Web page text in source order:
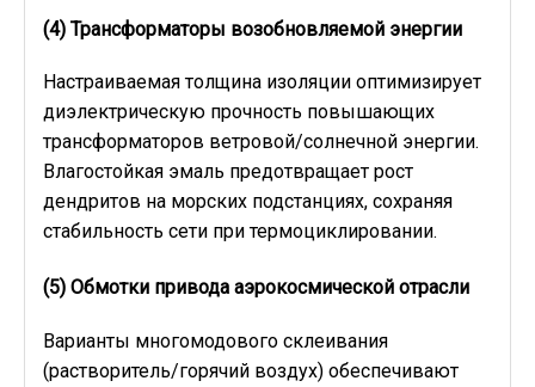
(4) Трансформаторы возобновляемой энергии
Настраиваемая толщина изоляции оптимизирует
диэлектрическую прочность повышающих
трансформаторов ветровой/солнечной энергии.
Влагостойкая эмаль предотвращает рост
дендритов на морских подстанциях, сохраняя
стабильность сети при термоциклировании.
(5) Обмотки привода аэрокосмической отрасли
Варианты многомодового склеивания
(растворитель/горячий воздух) обеспечивают